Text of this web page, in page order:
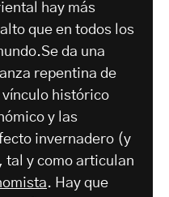
hay más
que en todos los
da una
repentina de
vínculo histórico
y las
invernadero (y
y como articulan
. Hay que